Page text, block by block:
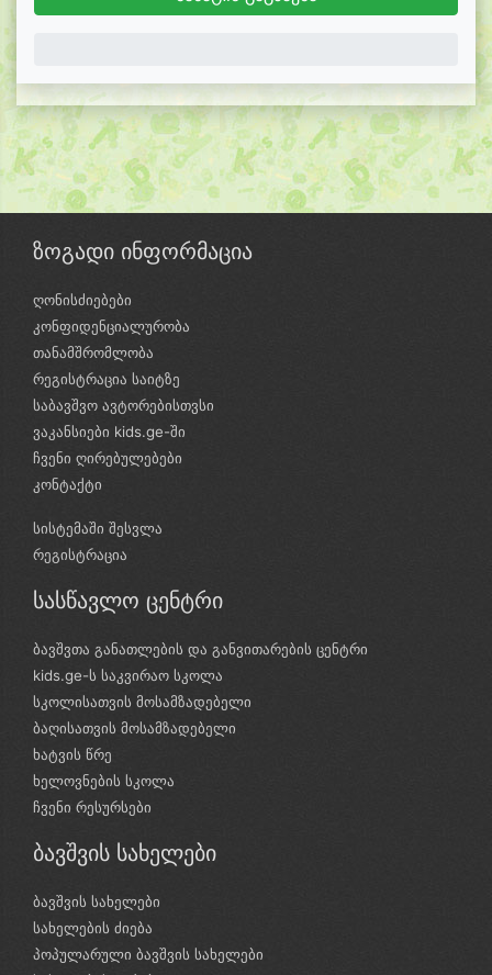
ზოგადი ინფორმაცია
ღონისძიებები
კონფიდენციალურობა
თანამშრომლობა
რეგისტრაცია საიტზე
საბავშვო ავტორებისთვსი
ვაკანსიები kids.ge-ში
ჩვენი ღირებულებები
კონტაქტი
სისტემაში შესვლა
რეგისტრაცია
სასწავლო ცენტრი
ბავშვთა განათლების და განვითარების ცენტრი
kids.ge-ს საკვირაო სკოლა
სკოლისათვის მოსამზადებელი
ბაღისათვის მოსამზადებელი
ხატვის წრე
ხელოვნების სკოლა
ჩვენი რესურსები
ბავშვის სახელები
ბავშვის სახელები
სახელების ძიება
პოპულარული ბავშვის სახელები